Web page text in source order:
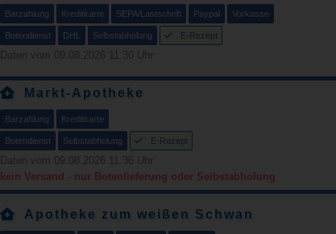
Barzahlung Kreditkarte SEPA/Lastschrift Paypal Vorkasse
Botendienst DHL Selbstabholung E-Rezept
Daten vom 09.08.2026 11:30 Uhr
Markt-Apotheke
Barzahlung Kreditkarte
Botendienst Selbstabholung E-Rezept
Daten vom 09.08.2026 11:36 Uhr
kein Versand - nur Botenlieferung oder Selbstabholung
Apotheke zum weißen Schwan